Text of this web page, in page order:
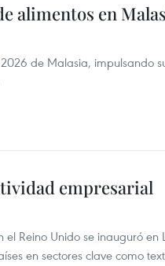
alimentos en
de Malasia, impulsando
empresarial
Reino Unido se inauguró en
en sectores clave como